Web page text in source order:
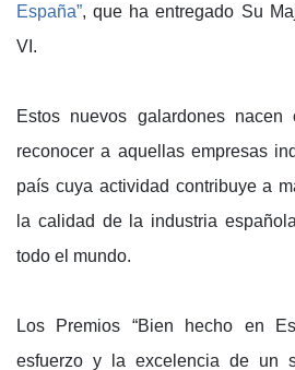
España”, que ha entregado Su
VI.
Estos nuevos galardones
reconocer a aquellas empresas
país cuya actividad contribuye a
la calidad de la industria
todo el mundo.
Los Premios “Bien hecho en
esfuerzo y la excelencia de un